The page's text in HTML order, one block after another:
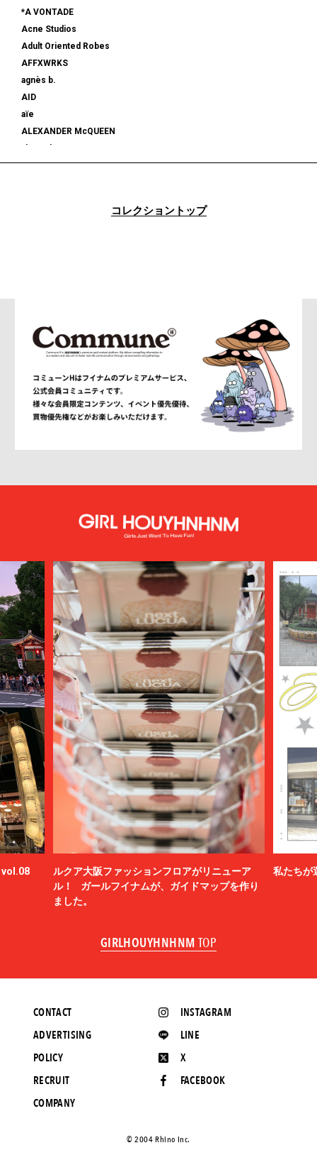
*A VONTADE
Acne Studios
Adult Oriented Robes
AFFXWRKS
agnès b.
AID
aïe
ALEXANDER McQUEEN
ALMOSTBLACK
and wander
ANN DEMEULEMEESTER
anrealage homme
Antwort
bal
BALENCIAGA
BALLY
BAMBOO SHOOTS
Battenwear
BEAMS PLUS
beautiful people
BED j.w. FORD
BEDWIN & THE HEARTBREAKERS
bemerkung
BERLUTI
BLACKBIRD
BlackEyePatch
BlackWeirdos
BLAHW
BLANC
Blanc YM
BOTTEGA VENETA
CALYPSO
CarService
CEIVE
CELINE
コレクショントップ
vol.08
ルクア大阪ファッションフロアがリニューア
ル！ ガールフイナムが、ガイドマップを作り
ました。
私たちが
GIRLHOUYHNHNM TOP
INSTAGRAM
LINE
X
FACEBOOK
CONTACT
ADVERTISING
POLICY
RECRUIT
COMPANY
©️ 2004 Rhino Inc.